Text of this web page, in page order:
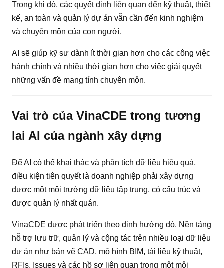
Trong khi đó, các quyết định liên quan đến kỹ thuật, thiết
kế, an toàn và quản lý dự án vẫn cần đến kinh nghiệm
và chuyên môn của con người.
AI sẽ giúp kỹ sư dành ít thời gian hơn cho các công việc
hành chính và nhiều thời gian hơn cho việc giải quyết
những vấn đề mang tính chuyên môn.
Vai trò của VinaCDE trong tương
lai AI của ngành xây dựng
Để AI có thể khai thác và phân tích dữ liệu hiệu quả,
điều kiện tiên quyết là doanh nghiệp phải xây dựng
được một môi trường dữ liệu tập trung, có cấu trúc và
được quản lý nhất quán.
VinaCDE được phát triển theo định hướng đó. Nền tảng
hỗ trợ lưu trữ, quản lý và cộng tác trên nhiều loại dữ liệu
dự án như bản vẽ CAD, mô hình BIM, tài liệu kỹ thuật,
RFIs, Issues và các hồ sơ liên quan trong một môi